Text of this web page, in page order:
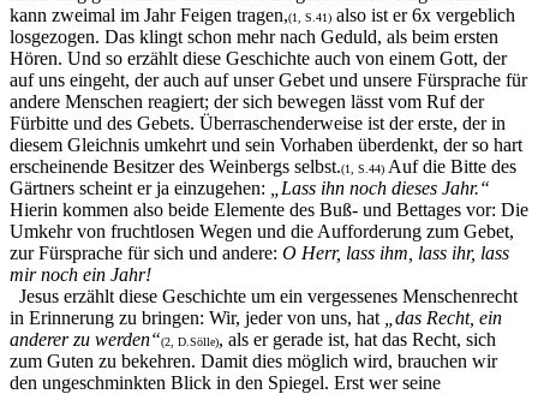
kann zweimal im Jahr Feigen tragen,(1, S.41) also ist er 6x vergeblich
losgezogen. Das klingt schon mehr nach Geduld, als beim ersten
Hören. Und so erzählt diese Geschichte auch von einem Gott, der
auf uns eingeht, der auch auf unser Gebet und unsere Fürsprache für
andere Menschen reagiert; der sich bewegen lässt vom Ruf der
Fürbitte und des Gebets. Überraschenderweise ist der erste, der in
diesem Gleichnis umkehrt und sein Vorhaben überdenkt, der so hart
erscheinende Besitzer des Weinbergs selbst.(1, S.44) Auf die Bitte des
Gärtners scheint er ja einzu­gehen:
„Lass ihn noch dieses Jahr.“
Hierin kommen also beide Elemente des Buß- und Bettages vor: Die
Umkehr von fruchtlosen Wegen und die Aufforderung zum Gebet,
zur Fürsprache für sich und andere: O Herr, lass ihm, lass ihr, lass
mir noch ein Jahr!
Jesus erzählt diese Geschichte um ein vergessenes Menschenrecht
in Erinnerung zu bringen: Wir, jeder von uns, hat
„das Recht, ein
anderer zu werden“(2, D.Sölle), als er gerade ist, hat das Recht, sich
zum Guten zu bekehren. Damit dies möglich wird, brauchen wir
den ungeschminkten Blick in den Spiegel. Erst wer seine